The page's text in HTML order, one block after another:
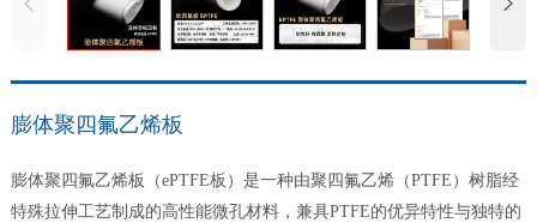
膨体聚四氟乙烯板
膨体聚四氟乙烯板（ePTFE板）是一种由聚四氟乙烯（PTFE）树脂经
特殊拉伸工艺制成的高性能微孔材料，兼具PTFE的优异特性与独特的